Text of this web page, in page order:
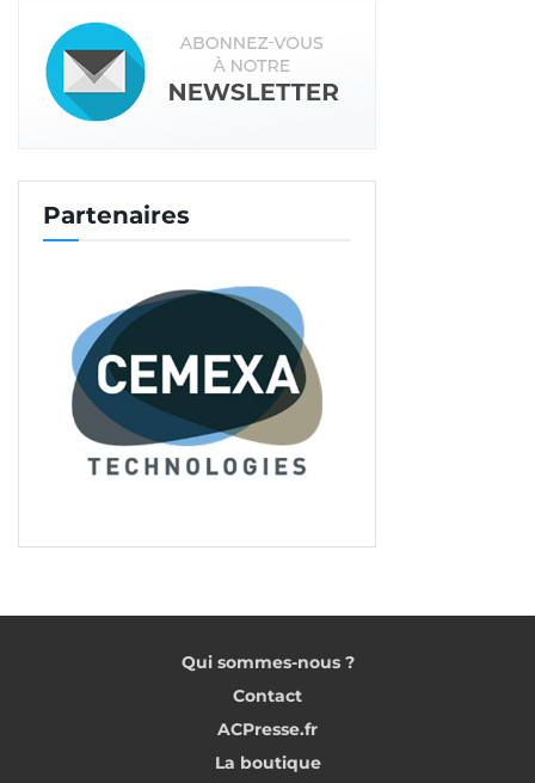
Partenaires
Qui sommes-nous ?
Contact
ACPresse.fr
La boutique